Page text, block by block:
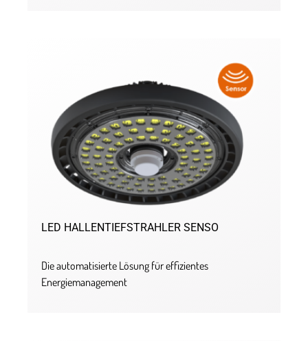
LED HALLENTIEFSTRAHLER SENSO
Die automatisierte Lösung für effizientes
Energiemanagement